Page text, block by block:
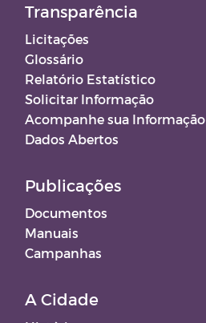
Transparência
Licitações
Glossário
Relatório Estatístico
Solicitar Informação
Acompanhe sua Informação
Dados Abertos
Publicações
Documentos
Manuais
Campanhas
A Cidade